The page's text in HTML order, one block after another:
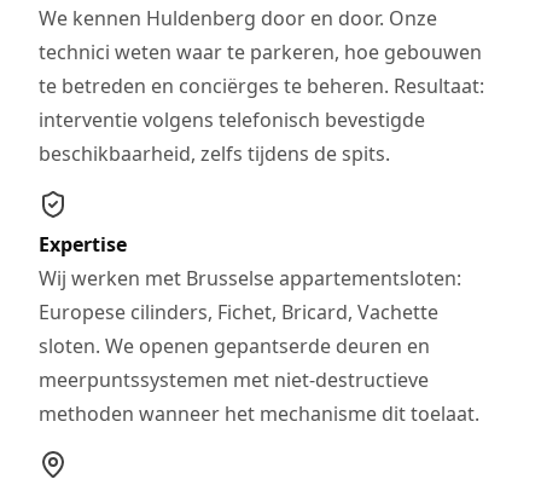
We kennen Huldenberg door en door. Onze
technici weten waar te parkeren, hoe gebouwen
te betreden en conciërges te beheren. Resultaat:
interventie volgens telefonisch bevestigde
beschikbaarheid, zelfs tijdens de spits.
Expertise
Wij werken met Brusselse appartementsloten:
Europese cilinders, Fichet, Bricard, Vachette
sloten. We openen gepantserde deuren en
meerpuntssystemen met niet-destructieve
methoden wanneer het mechanisme dit toelaat.